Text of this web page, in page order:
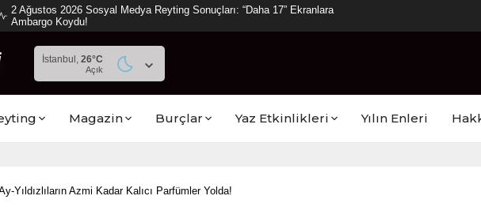
2 Ağustos 2026 Sosyal Medya Reyting Sonuçları: “Daha 17” Ekranlara
Ambargo Koydu!
İstanbul, 26°C
Açık
Magazin Burçlar Yaz Etkinlikleri Yılın Enleri
Yıldızlıların Azmi Kadar Kalıcı Parfümler Yolda!